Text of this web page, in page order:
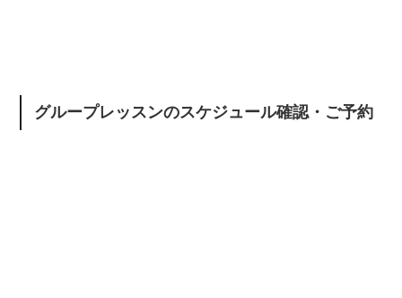
グループレッスンのスケジュール確認・ご予約